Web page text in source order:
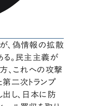
、偽情報の拡散
る。民主主義が
、これへの攻撃
二次トランプ
し、日本に防